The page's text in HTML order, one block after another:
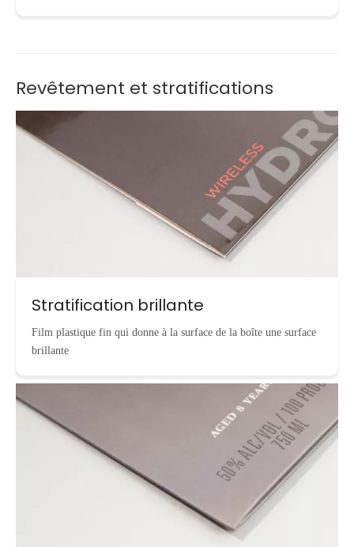
Revêtement et stratifications
Stratification brillante
Film plastique fin qui donne à la surface de la boîte une surface
brillante